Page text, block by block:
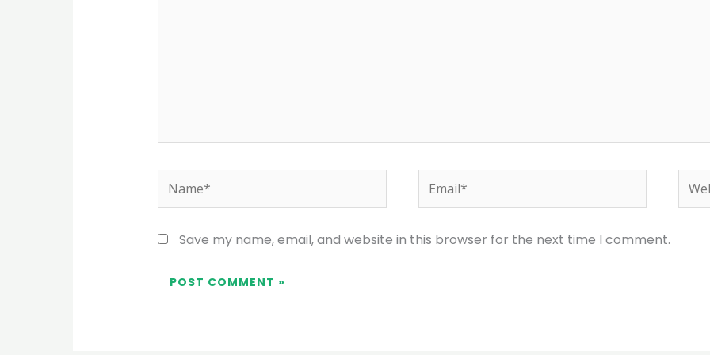
Name* Email*
Save my name, email, and website in this browser for the next time I comment.